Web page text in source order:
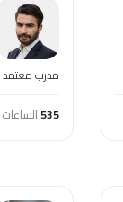
مدرب معتمد في
535الساعات